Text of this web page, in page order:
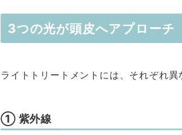
3つの光が頭皮へアプローチ
ライトトリートメントには、それぞれ
① 紫外線